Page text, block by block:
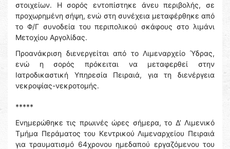
στοιχείων. Η σορός εντοπίστηκε άνευ περιβολής, σε
προχωρημένη σήψη, ενώ στη συνέχεια μεταφέρθηκε από
το Φ/Γ συνοδεία του περιπολικού σκάφους στο λιμάνι
Μετοχίου Αργολίδας.
Προανάκριση διενεργείται από το Λιμεναρχείο Ύδρας,
ενώ η σορός πρόκειται να μεταφερθεί στην
Ιατροδικαστική Υπηρεσία Πειραιά, για τη διενέργεια
νεκροψίας-νεκροτομής.
*****
Ενημερώθηκε τις πρωινές ώρες σήμερα, το Δ’ Λιμενικό
Τμήμα Περάματος του Κεντρικού Λιμεναρχείου Πειραιά
για τραυματισμό 64χρονου ημεδαπού εργαζόμενου του